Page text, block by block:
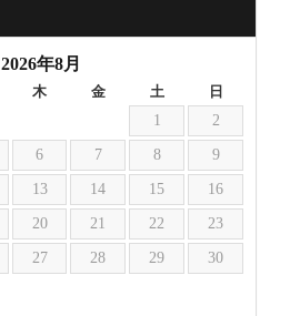
2026年8月
木 金 土 日
1 2
6 7 8 9
13 14 15 16
20 21 22 23
27 28 29 30